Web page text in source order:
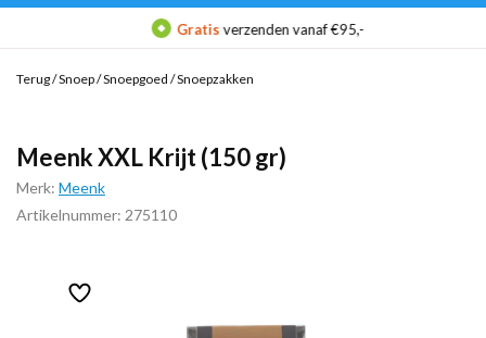
Gratisverzenden vanaf €95,-
Terug/Snoep/Snoepgoed /Snoepzakken
Meenk XXL Krijt (150 gr)
Merk: Meenk
Artikelnummer: 275110